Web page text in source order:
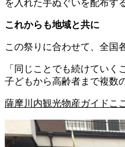
を入れた手ぬぐいを配布す
これからも地域と共に
この祭りに合わせて、全国
「同じことでも続けてい
子どもから高齢者まで複数
薩摩川内観光物産ガイドこ